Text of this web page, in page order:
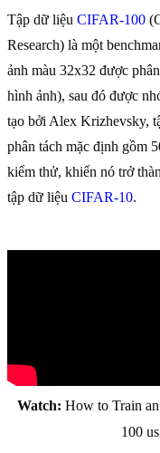
Tập dữ liệu CIFAR-100
Research) là một
ảnh màu 32x32 được
hình ảnh), sau đó được
tạo bởi Alex Krizhevsky,
phân tách mặc định gồm
kiểm thử, khiến nó trở
tập dữ liệu CIFAR-10.
Watch: How to Train an
100